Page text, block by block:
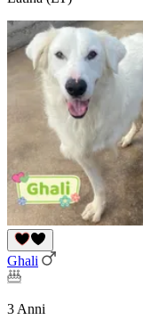
Ghali
3 Anni